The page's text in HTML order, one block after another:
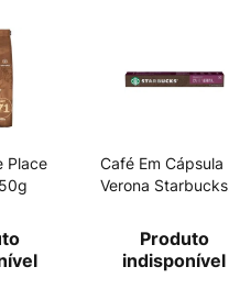
Place
Café Em Cápsula
Verona Starbucks
Produto
indisponível